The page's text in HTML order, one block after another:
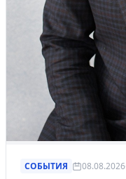
СОБЫТИЯ 08.08.2026